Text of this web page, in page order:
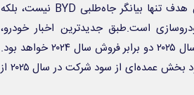
عنوان یکی از غول‌های بی‌رقیب صنعت خودروسازی است. این هدف تنها بیانگر جاه‌طلبی BYD نیست، بلکه
است.طبق جدیدترین اخبار خودرو،
بزرگترین خودروساز چین پیش‌بینی کرده است که فروش آن در سال ۲۰۲۵ دو برابر فروش سال ۲۰۲۴ خواهد بود.
مدیرعامل بی وای دی همچنین اعلام کرده است که انتظار می‌رود بخش عمده‌ای از سود شرکت در سال ۲۰۲۵ از